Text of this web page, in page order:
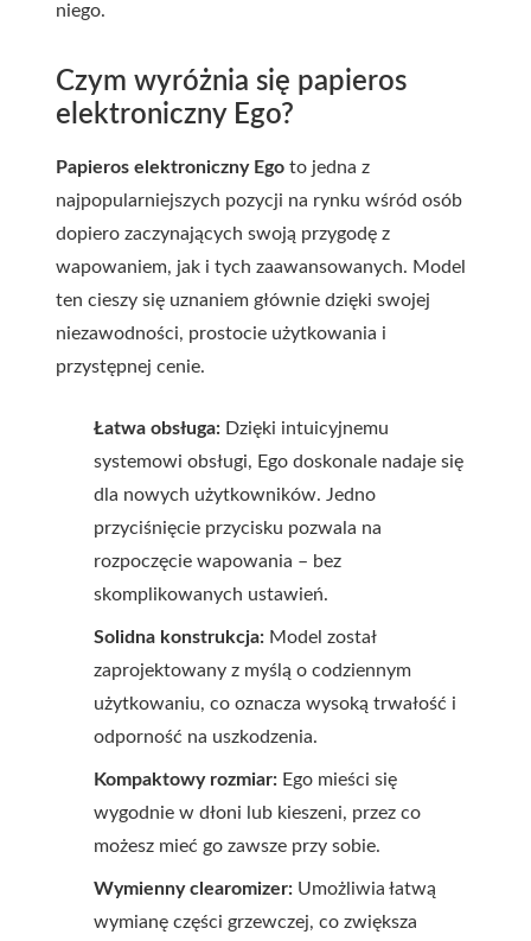
niego.
Czym wyróżnia się papieros
elektroniczny Ego?
Papieros elektroniczny Ego to jedna z
najpopularniejszych pozycji na rynku wśród osób
dopiero zaczynających swoją przygodę z
wapowaniem, jak i tych zaawansowanych. Model
ten cieszy się uznaniem głównie dzięki swojej
niezawodności, prostocie użytkowania i
przystępnej cenie.
Łatwa obsługa: Dzięki intuicyjnemu
systemowi obsługi, Ego doskonale nadaje się
dla nowych użytkowników. Jedno
przyciśnięcie przycisku pozwala na
rozpoczęcie wapowania – bez
skomplikowanych ustawień.
Solidna konstrukcja: Model został
zaprojektowany z myślą o codziennym
użytkowaniu, co oznacza wysoką trwałość i
odporność na uszkodzenia.
Kompaktowy rozmiar: Ego mieści się
wygodnie w dłoni lub kieszeni, przez co
możesz mieć go zawsze przy sobie.
Wymienny clearomizer: Umożliwia łatwą
wymianę części grzewczej, co zwiększa